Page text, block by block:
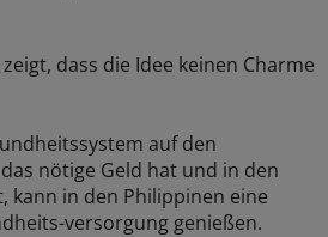
dass die Idee keinen Charme
auf den
nötige Geld hat und in den
kann in den Philippinen eine
versorgung genießen.